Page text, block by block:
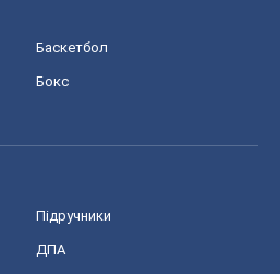
Баскетбол
Бокс
Підручники
ДПА